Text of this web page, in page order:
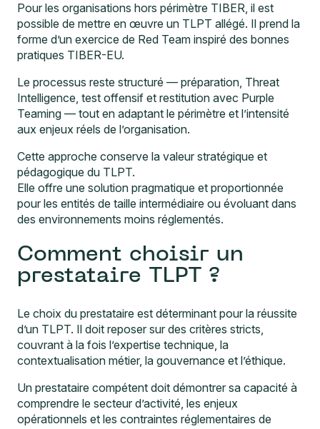
Pour les organisations hors périmètre TIBER, il est
possible de mettre en œuvre un TLPT allégé. Il prend la
forme d’un exercice de Red Team inspiré des bonnes
pratiques TIBER-EU.
Le processus reste structuré — préparation, Threat
Intelligence, test offensif et restitution avec Purple
Teaming — tout en adaptant le périmètre et l’intensité
aux enjeux réels de l’organisation.
Cette approche conserve la valeur stratégique et
pédagogique du TLPT.
Elle offre une solution pragmatique et proportionnée
pour les entités de taille intermédiaire ou évoluant dans
des environnements moins réglementés.
Comment choisir un
prestataire TLPT ?
Le choix du prestataire est déterminant pour la réussite
d’un TLPT. Il doit reposer sur des critères stricts,
couvrant à la fois l’expertise technique, la
contextualisation métier, la gouvernance et l’éthique.
Un prestataire compétent doit démontrer sa capacité à
comprendre le secteur d’activité, les enjeux
opérationnels et les contraintes réglementaires de